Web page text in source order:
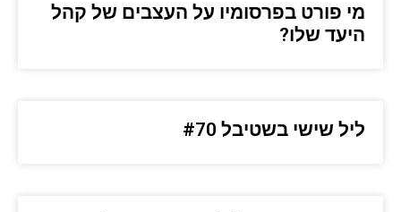
מי פורט בפרסומיו על העצבים של קהל
היעד שלו?
ליל שישי בשטיבל #70